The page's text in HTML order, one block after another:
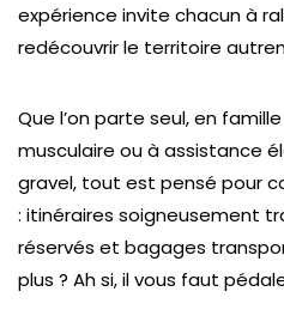
expérience invite chacun à
redécouvrir le territoire
Que l’on parte seul, en
musculaire ou à assistance
gravel, tout est pensé pour
: itinéraires soigneusement
réservés et bagages
plus ? Ah si, il vous faut